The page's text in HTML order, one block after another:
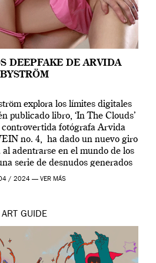
DEEPFAKE DE ARVIDA
BYSTRÖM
explora los límites digitales
publicado libro, ‘In The Clouds’
controvertida fotógrafa Arvida
no. 4, ha dado un nuevo giro
adentrarse en el mundo de los
serie de desnudos generados
por […]
/ 2024 — VER MÁS
ART GUIDE